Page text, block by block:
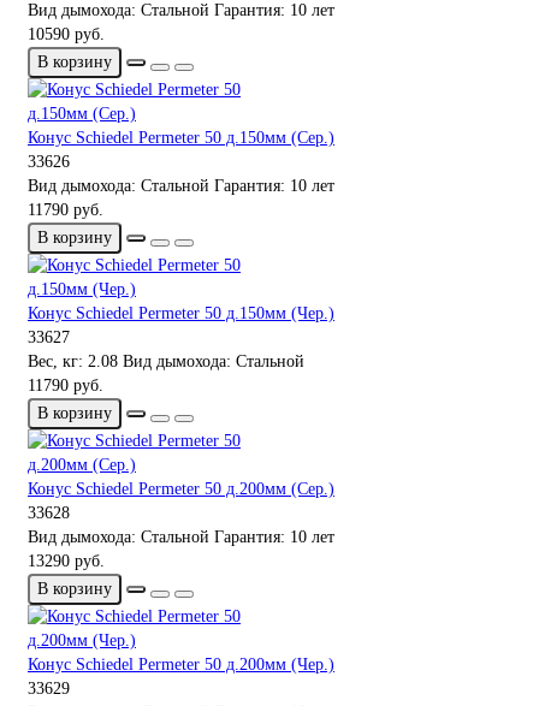
Вид дымохода: Стальной Гарантия: 10 лет
10590 руб.
В корзину
Конус Schiedel Permeter 50 д.150мм (Сер.)
33626
Вид дымохода: Стальной Гарантия: 10 лет
11790 руб.
В корзину
Конус Schiedel Permeter 50 д.150мм (Чер.)
33627
Вес, кг: 2.08 Вид дымохода: Стальной
11790 руб.
В корзину
Конус Schiedel Permeter 50 д.200мм (Сер.)
33628
Вид дымохода: Стальной Гарантия: 10 лет
13290 руб.
В корзину
Конус Schiedel Permeter 50 д.200мм (Чер.)
33629